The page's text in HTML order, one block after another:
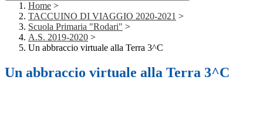
Home >
TACCUINO DI VIAGGIO 2020-2021 >
Scuola Primaria "Rodari" >
A.S. 2019-2020 >
Un abbraccio virtuale alla Terra 3^C
Un abbraccio virtuale alla Terra 3^C